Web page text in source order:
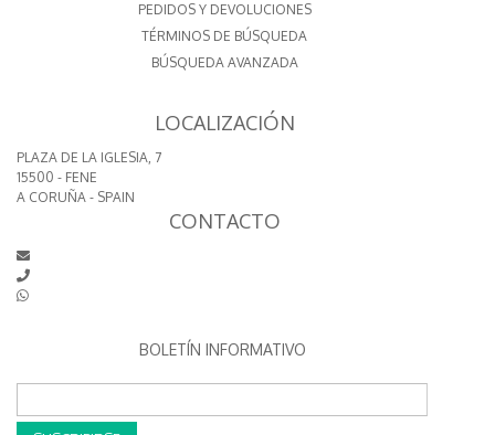
PEDIDOS Y DEVOLUCIONES
TÉRMINOS DE BÚSQUEDA
BÚSQUEDA AVANZADA
LOCALIZACIÓN
PLAZA DE LA IGLESIA, 7
15500 - FENE
A CORUÑA - SPAIN
CONTACTO
BOLETÍN INFORMATIVO